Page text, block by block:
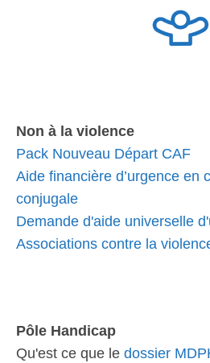
Non à la violence
Pack Nouveau Départ CAF
Aide financière d’urgence en
conjugale
Demande d'aide universelle
Associations contre la
Pôle Handicap
Qu'est ce que le dossier